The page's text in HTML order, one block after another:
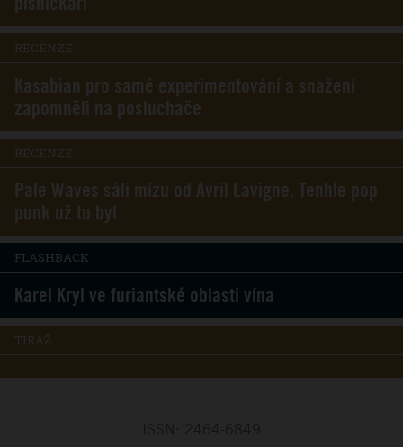
RECENZE
Kasabian pro samé experimentování a snažení
zapomněli na posluchače
RECENZE
Pale Waves sáli mízu od Avril Lavigne. Tenhle pop
punk už tu byl
FLASHBACK
Karel Kryl ve furiantské oblasti vína
TIRÁŽ